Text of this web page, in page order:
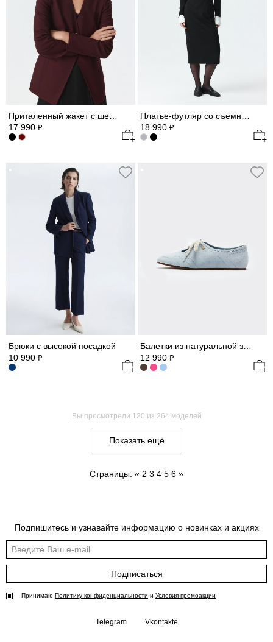
Приталенный жакет с шерстью
17 990 ₽
Платье-футляр со съемными деталями
18 990 ₽
Брюки с высокой посадкой
10 990 ₽
12 990 ₽
Вы просмотрели 120 из 264 моделей
Показать ещё
Страницы: « 2 3 4 5 6 »
Подпишитесь и узнавайте информацию о новинках и акциях
Подписаться
Принимаю Политику конфиденциальности и Условия промоакции
Telegram Vkontakte